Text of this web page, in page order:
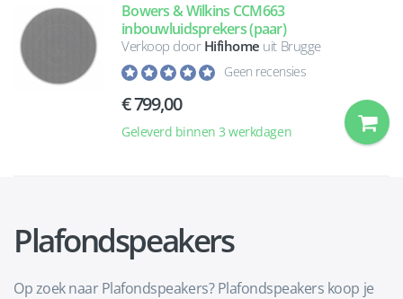
Bowers & Wilkins CCM663
inbouwluidsprekers (paar)
Verkoop door Hifihome uit Brugge
Geen recensies
€ 799,00
Geleverd binnen 3 werkdagen
Plafondspeakers
Op zoek naar Plafondspeakers? Plafondspeakers koop je